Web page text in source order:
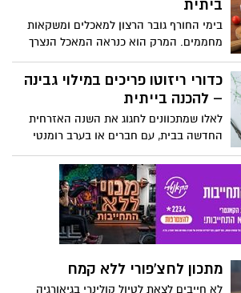
ערכים תזונתיים.
ביתית
בימי החורף גובר הרצון למאכלים ומשקאות
מחממים. המרק הוא כנראה המאכל הנצרך
ביותר בימי החורף הקרים. הוא תורם לתחושת
שובע ממושכת, מחמם ומזין את הגוף, מעשיר
אותו בנוזלים, מהיר וקל להכנה. חברת
להכנה ביתית, עשיר בסיבים תזונתיים
וחלבונים המסייעים לתחושת שובע לאורך זמן
רב. מתאים כארוחת ביניים, מנת פתיחה
לארוחה או כארוחת לילה.
כדורי ריזוטו פריכים במילוי גבינה
– להכנה בייתית
לאלו שמתכוונים לחגוג את השנה האזרחית
החדשה בבית, עם חברים או בערב רומנטי
זוגי, השף הראשי של רשת קפה גרג – רון
סימן טוב, חושף מתכון חגיגי להכנת מאכל
איטלקי: ארנצ'יני. מדובר בכדורי ריזוטו במילוי
גבינה, קלילים, טעימים, יפים להגשה -
מהמטבח האיטלקי.
מתכון לחצ'פורי ללא קמח
לא חייבים לצאת לטיול קולינרי בגיאורגיה